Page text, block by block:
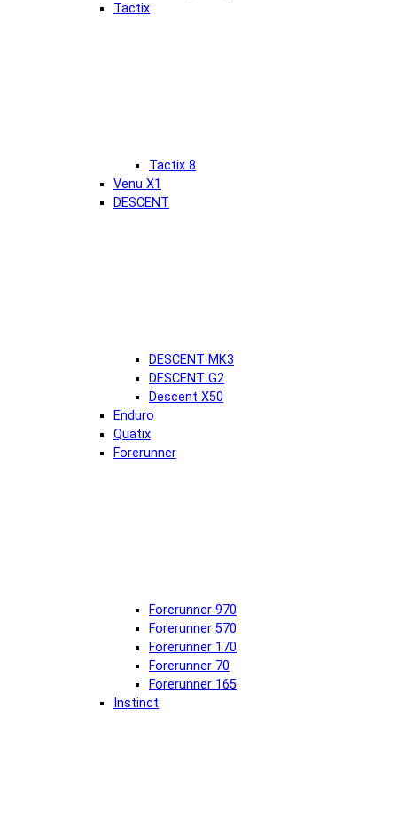
Tactix
Tactix 8
Venu X1
DESCENT
DESCENT MK3
DESCENT G2
Descent X50
Enduro
Quatix
Forerunner
Forerunner 970
Forerunner 570
Forerunner 170
Forerunner 70
Forerunner 165
Instinct